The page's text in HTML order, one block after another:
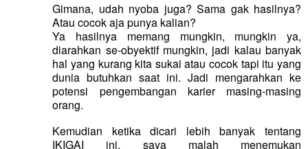
Gimana, udah nyoba juga? Sama gak hasilnya?
Atau cocok aja punya kalian?
Ya hasilnya memang mungkin, mungkin ya,
diarahkan se-obyektif mungkin, jadi kalau banyak
hal yang kurang kita sukai atau cocok tapi itu yang
dunia butuhkan saat ini. Jadi mengarahkan ke
potensi pengembangan karier masing-masing
orang.
Kemudian ketika dicari lebih banyak tentang
IKIGAI ini, saya malah menemukan